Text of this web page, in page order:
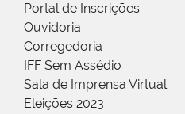
Portal de Inscrições
Ouvidoria
Corregedoria
IFF Sem Assédio
Sala de Imprensa Virtual
Eleições 2023